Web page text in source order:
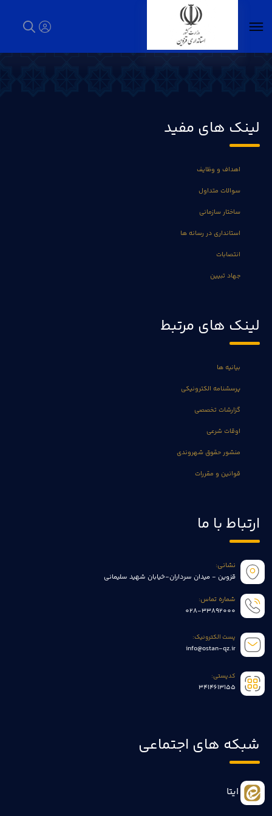
لینک های مفید
اهداف و وظایف
سوالات متداول
ساختار سازمانی
استانداری در رسانه ها
انتصابات
جهاد تبیین
لینک های مرتبط
بیانیه ها
پرسشنامه الکترونیکی
گزارشات تخصصی
اوقات شرعی
منشور حقوق شهروندی
قوانین و مقررات
ارتباط با ما
نشانی:
قزوین - میدان سرداران-خیابان شهید سلیمانی
شماره تماس:
028-33892000
پست الکترونیک:
info@ostan-qz.ir
کدپستی:
3414613155
شبکه های اجتماعی
ایتا